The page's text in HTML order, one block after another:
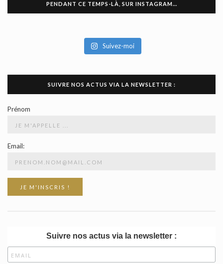
PENDANT CE TEMPS-LÀ, SUR INSTAGRAM…
Suivez-moi
SUIVRE NOS ACTUS VIA LA NEWSLETTER :
Prénom
Email:
Suivre nos actus via la newsletter :